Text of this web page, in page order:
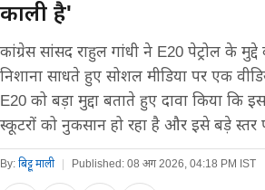
काली है'
कांग्रेस सांसद राहुल गांधी ने E20 पेट्रोल के
निशाना साधते हुए सोशल मीडिया पर एक
E20 को बड़ा मुद्दा बताते हुए दावा किया कि
स्कूटरों को नुकसान हो रहा है और इसे बड़े स्तर
By: बिट्टू माली Published: 08 अग 2026, 04:18 PM IST